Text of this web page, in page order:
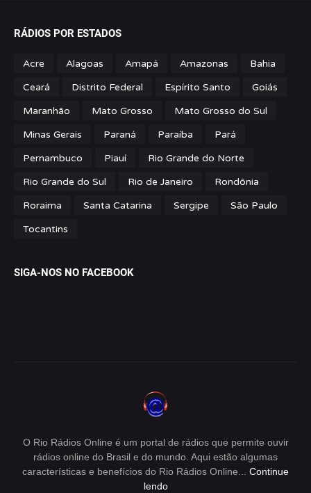
RÁDIOS POR ESTADOS
Acre Alagoas Amapá Amazonas
Bahia
Ceará
Distrito Federal Espírito Santo
Goiás
Maranhão
Mato Grosso
Mato Grosso do Sul
Minas Gerais
Paraná Paraíba
Pará
Pernambuco
Piauí
Rio Grande do Norte
Rio Grande do Sul
Rio de Janeiro
Rondônia
Roraima
Santa Catarina Sergipe
São Paulo
Tocantins
SIGA-NOS NO FACEBOOK
O Rio Rádios Online é um portal de rádios que permite ouvir
rádios online do Brasil e do mundo. Aqui estão algumas
características e benefícios do Rio Rádios Online...
Continue
lendo